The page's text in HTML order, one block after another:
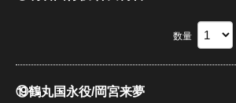
数量
⑲鶴丸国永役/岡宮来夢